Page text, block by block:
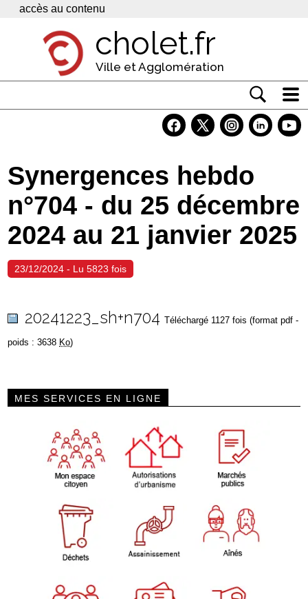
Panneau de gestion des cookies
accès au contenu
cholet.fr
Ville et Agglomération
Economie
Services
Contacts
Synergences hebdo
n°704 - du 25 décembre
2024 au 21 janvier 2025
23/12/2024 - Lu 5823 fois
20241223_sh+n704 Téléchargé 1127 fois (format pdf -
poids : 3638 Ko)
MES SERVICES EN LIGNE